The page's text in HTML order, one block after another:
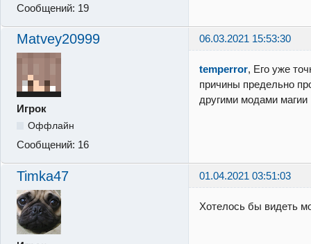
Сообщений: 19
Matvey20999 06.03.2021 15:53:30
Игрок
Оффлайн
Сообщений: 16
temperror, Его уже
причины предельно
другими модами магии
Timka47 01.04.2021 03:51:03
Хотелось бы видеть